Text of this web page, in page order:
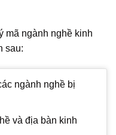
mã ngành nghề kinh
sau:
ngành nghề bị
và địa bàn kinh